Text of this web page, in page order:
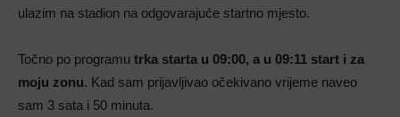
ulazim na stadion na odgovarajuće startno mjesto.
Točno po programu trka starta u 09:00, a u 09:11 start i za
moju zonu. Kad sam prijavljivao očekivano vrijeme naveo
sam 3 sata i 50 minuta.